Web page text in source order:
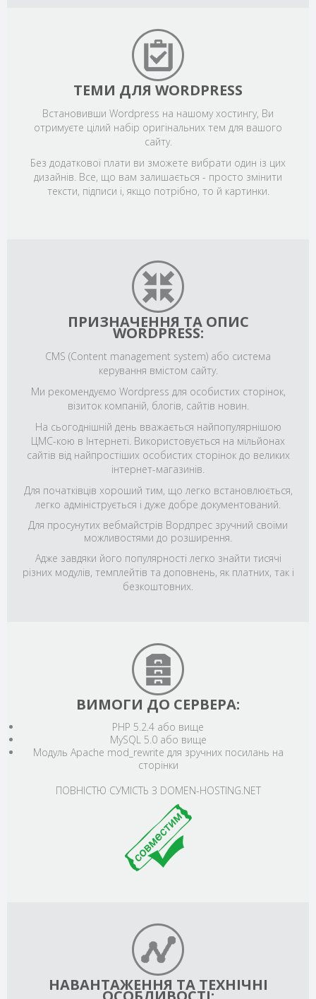
ТЕМИ ДЛЯ WORDPRESS
Встановивши Wordpress на нашому хостингу, Ви
отримуєте цілий набір оригінальних тем для вашого
сайту.
Без додаткової плати ви зможете вибрати один із цих
дизайнів. Все, що вам залишається - просто змінити
тексти, підписи і, якщо потрібно, то й картинки.
ПРИЗНАЧЕННЯ ТА ОПИС
WORDPRESS:
CMS (Content management system) або система
керування вмістом сайту.
Ми рекомендуємо Wordpress для особистих сторінок,
візиток компаній, блогів, сайтів новин.
На сьогоднішній день вважається найпопулярнішою
ЦМС-кою в Інтернеті. Використовується на мільйонах
сайтів від найпростіших особистих сторінок до великих
інтернет-магазинів.
Для початківців хороший тим, що легко встановлюється,
легко адмініструється і дуже добре документований.
Для просунутих вебмайстрів Вордпрес зручний своїми
можливостями до розширення.
Адже завдяки його популярності легко знайти тисячі
різних модулів, темплейтів та доповнень, як платних, так і
безкоштовних.
ВИМОГИ ДО СЕРВЕРА:
PHP 5.2.4 або вище
MySQL 5.0 або вище
Модуль Apache mod_rewrite для зручних посилань на
сторінки
ПОВНІСТЮ СУМІСТЬ З DOMEN-HOSTING.NET
НАВАНТАЖЕННЯ ТА ТЕХНІЧНІ